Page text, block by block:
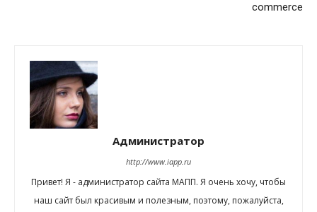
commerce
Администратор
http://www.iapp.ru
Привет! Я - администратор сайта МАПП. Я очень хочу, чтобы
наш сайт был красивым и полезным, поэтому, пожалуйста,